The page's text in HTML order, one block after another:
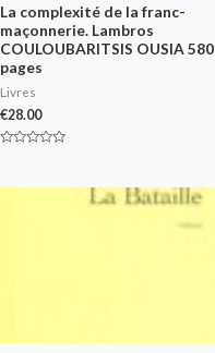
La complexité de la franc-
maçonnerie. Lambros
COULOUBARITSIS OUSIA 580
pages
Livres
€28.00
of